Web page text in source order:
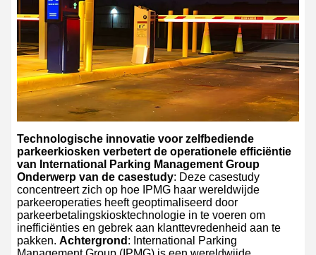
Technologische innovatie voor zelfbediende
parkeerkiosken verbetert de operationele efficiëntie
van International Parking Management Group
Onderwerp van de casestudy: Deze casestudy
concentreert zich op hoe IPMG haar wereldwijde
parkeeroperaties heeft geoptimaliseerd door
parkeerbetalingskiosktechnologie in te voeren om
inefficiënties en gebrek aan klanttevredenheid aan te
pakken. Achtergrond : International Parking